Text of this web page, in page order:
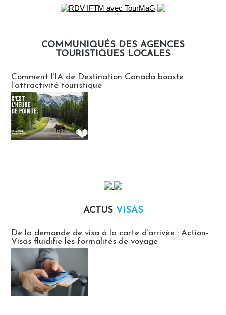
COMMUNIQUÉS DES AGENCES
TOURISTIQUES LOCALES
Comment l’IA de Destination Canada booste
l’attractivité touristique
ACTUS VISAS
De la demande de visa à la carte d’arrivée : Action-
Visas fluidifie les formalités de voyage